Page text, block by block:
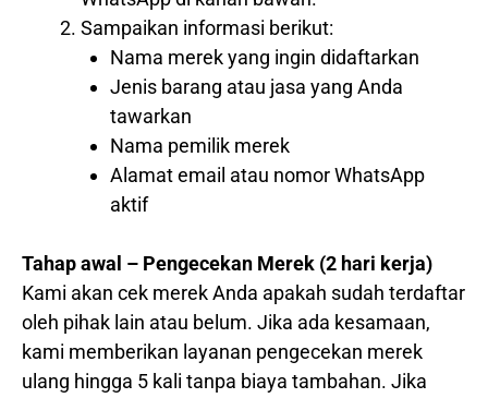
Sampaikan informasi berikut:
Nama merek yang ingin didaftarkan
Jenis barang atau jasa yang Anda
tawarkan
Nama pemilik merek
Alamat email atau nomor WhatsApp
aktif
Tahap awal – Pengecekan Merek (2 hari kerja)
Kami akan cek merek Anda apakah sudah terdaftar
oleh pihak lain atau belum. Jika ada kesamaan,
kami memberikan layanan pengecekan merek
ulang hingga 5 kali tanpa biaya tambahan. Jika